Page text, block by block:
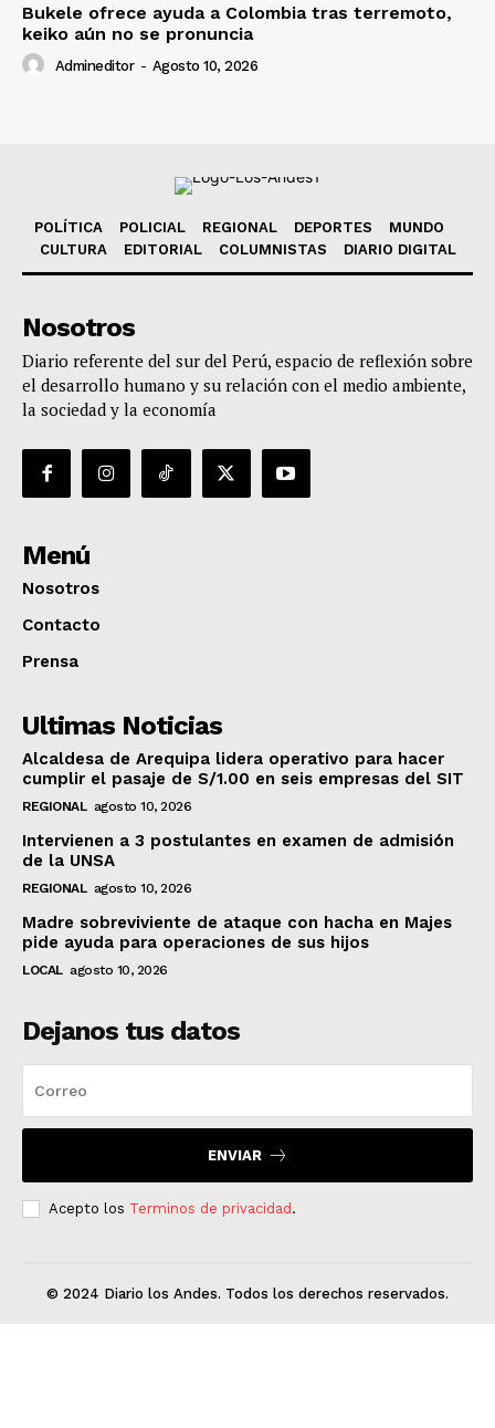
Bukele ofrece ayuda a Colombia tras terremoto,
keiko aún no se pronuncia
Admineditor - Agosto 10, 2026
POLÍTICA POLICIAL REGIONAL DEPORTES
MUNDO
CULTURA
EDITORIAL COLUMNISTAS DIARIO DIGITAL
Nosotros
Diario referente del sur del Perú, espacio de reflexión sobre
el desarrollo humano y su relación con el medio ambiente,
la sociedad y la economía
Menú
Nosotros
Contacto
Prensa
Ultimas Noticias
Alcaldesa de Arequipa lidera operativo para hacer
cumplir el pasaje de S/1.00 en seis empresas del SIT
REGIONAL agosto 10, 2026
Intervienen a 3 postulantes en examen de admisión
de la UNSA
REGIONAL agosto 10, 2026
Madre sobreviviente de ataque con hacha en Majes
pide ayuda para operaciones de sus hijos
LOCAL agosto 10, 2026
Dejanos tus datos
ENVIAR
Acepto los Terminos de privacidad .
© 2024 Diario los Andes. Todos los derechos reservados.